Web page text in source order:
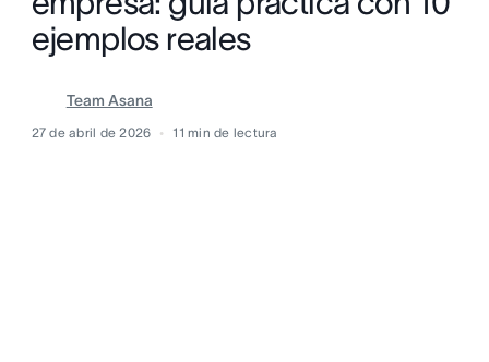
ejemplos reales
Team Asana
27 de abril de 2026 11 min de lectura